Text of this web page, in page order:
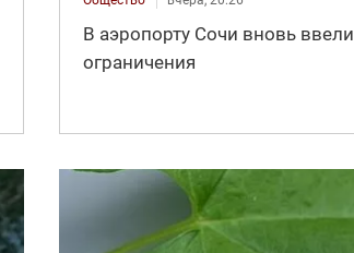
В аэропорту Сочи вновь ввели
ограничения